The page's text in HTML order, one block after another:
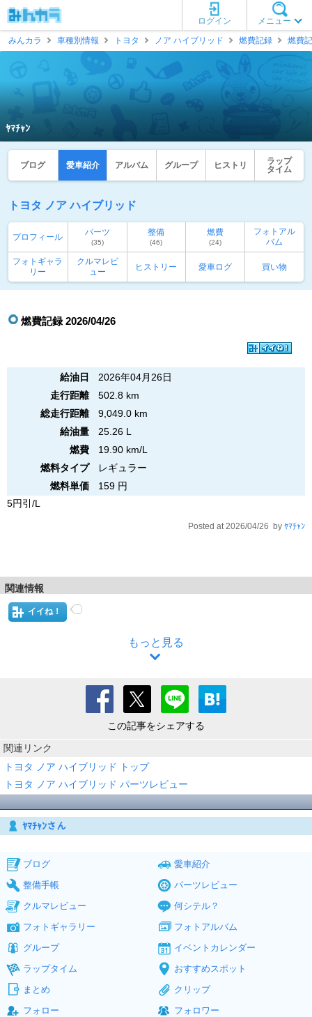
メニュー
ログイン
みんカラ
車種別情報 トヨタ ノア ハイブリッド 燃費記録 燃費
ﾔﾏﾁｬﾝ
ブログ 愛車紹介 アルバム グループ ヒストリ
ラップ
タイム
トヨタ ノア ハイブリッド
プロフィール パーツ
(35)
整備
(46)
燃費
(24)
フォトアル
バム
フォトギャラ
リー
クルマレビ
ュー
ヒストリー 愛車ログ 買い物
燃費記録 2026/04/26
給油日
2026年04月26日
走行距離
502.8 km
総走行距離
9,049.0 km
給油量
25.26 L
燃費
19.90 km/L
燃料タイプ
レギュラー
燃料単価
159 円
5円引/L
Posted at 2026/04/26 by ﾔﾏﾁｬﾝ
関連情報
イイね！
もっと見る
この記事をシェアする
関連リンク
トヨタ ノア ハイブリッド トップ
トヨタ ノア ハイブリッド パーツレビュー
ﾔﾏﾁｬﾝさん
ブログ
愛車紹介
整備手帳
パーツレビュー
クルマレビュー
何シテル？
フォトギャラリー
フォトアルバム
グループ
イベントカレンダー
ラップタイム
おすすめスポット
まとめ
クリップ
フォロー
フォロワー